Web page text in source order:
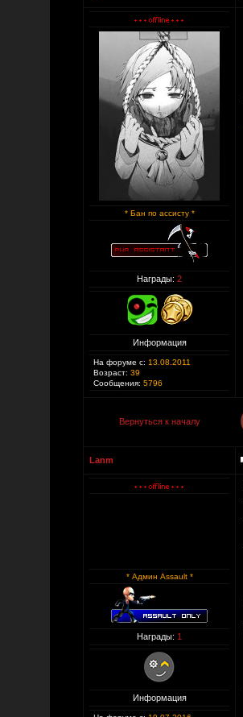
* Бан по ассисту *
Награды: 2
Информация
На форуме с: 13.08.2011
Возраст: 39
Сообщения: 5796
Вернуться к началу
Lanm
* Админ Assault *
Награды: 1
Информация